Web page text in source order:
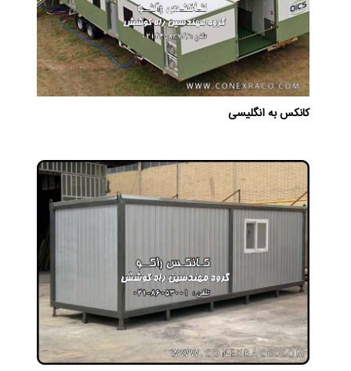
کانکس به انگلیسی